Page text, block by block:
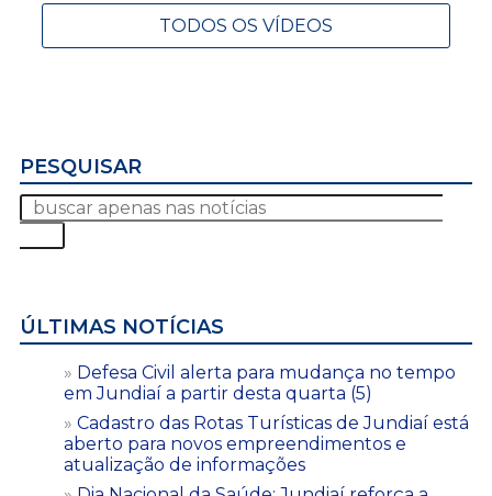
TODOS OS VÍDEOS
PESQUISAR
ÚLTIMAS NOTÍCIAS
Defesa Civil alerta para mudança no tempo
em Jundiaí a partir desta quarta (5)
Cadastro das Rotas Turísticas de Jundiaí está
aberto para novos empreendimentos e
atualização de informações